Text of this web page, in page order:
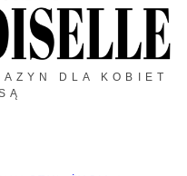
DLA KOBIET